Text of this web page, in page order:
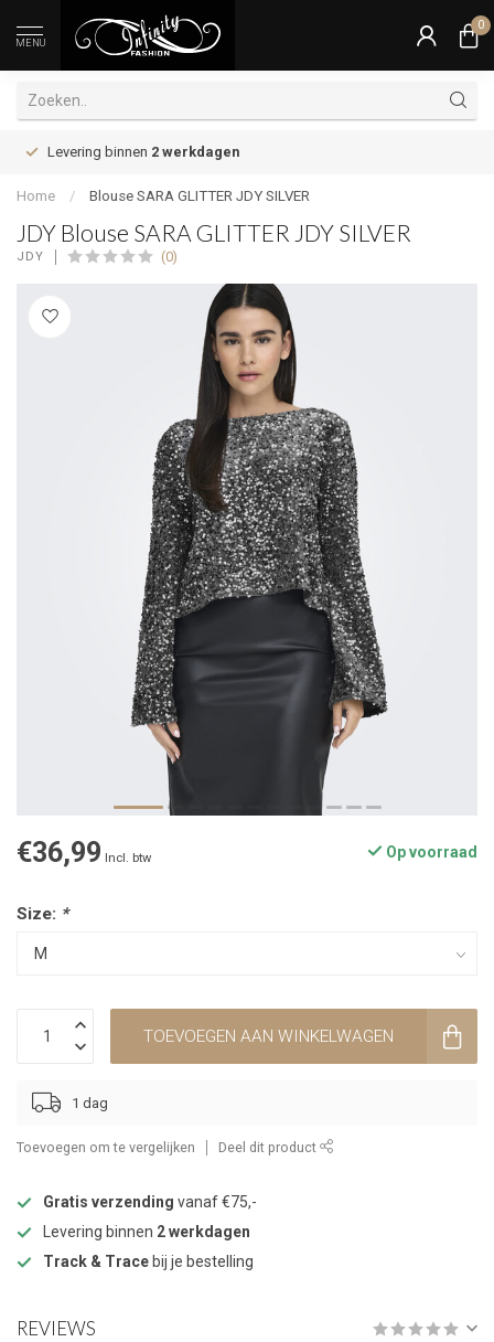
MENU
0
Levering binnen 2 werkdagen
Home / Blouse SARA GLITTER JDY SILVER
JDY Blouse SARA GLITTER JDY SILVER
JDY (0)
€36,99 Incl. btw Op voorraad
Size: *
TOEVOEGEN AAN WINKELWAGEN
1 dag
Toevoegen om te vergelijken Deel dit product
Gratis verzending vanaf €75,-
Levering binnen 2 werkdagen
Track & Trace bij je bestelling
REVIEWS